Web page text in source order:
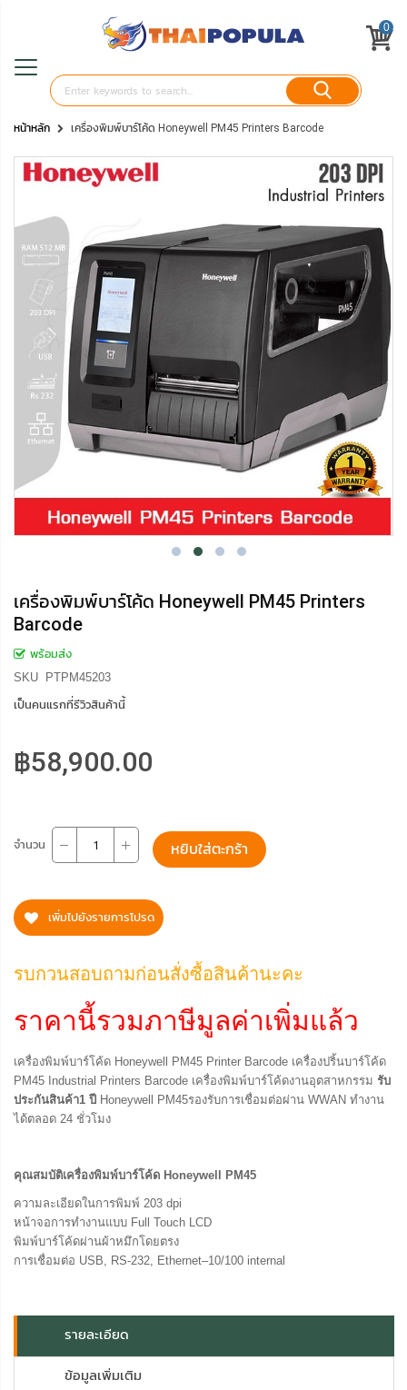
0
หน้าหลัก เครื่องพิมพ์บาร์โค้ด Honeywell PM45 Printers Barcode
เครื่องพิมพ์บาร์โค้ด Honeywell PM45 Printers
Barcode
พร้อมส่ง
SKU
PTPM45203
เป็นคนแรกที่รีวิวสินค้านี้
฿58,900.00
จำนวน หยิบใส่ตะกร้า
เพิ่มไปยังรายการโปรด
รบกวนสอบถามก่อนสั่งซื้อสินค้านะคะ
ราคานี้รวมภาษีมูลค่าเพิ่มแล้ว
เครื่องพิมพ์บาร์โค้ด Honeywell PM45 Printer Barcode เครื่องปริ้นบาร์โค้ด
PM45 Industrial Printers Barcode เครื่องพิมพ์บาร์โค้ดงานอุตสาหกรรม รับ
ประกันสินค้า1 ปี Honeywell PM45รองรับการเชื่อมต่อผ่าน WWAN ทำงาน
ได้ตลอด 24 ชั่วโมง
คุณสมบัติเครื่องพิมพ์บาร์โค้ด Honeywell PM45
ความละเอียดในการพิมพ์ 203 dpi
หน้าจอการทำงานแบบ Full Touch LCD
พิมพ์บาร์โค้ดผ่านผ้าหมึกโดยตรง
การเชื่อมต่อ USB, RS-232, Ethernet–10/100 internal
รายละเอียด
ข้อมูลเพิ่มเติม